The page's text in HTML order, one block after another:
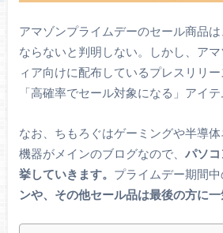
アマゾンプライムデーのセール商品
ならないと判明しない。しかし、ア
ィア向けに配布しているプレスリリ
「高確率でセール対象になる」アイテ
なお、ちもろぐはゲーミングや半導
機器がメインのブログなので、 パソ
挙していきます。 プライムデー期間中
ンや、その他セール品は最後の方に